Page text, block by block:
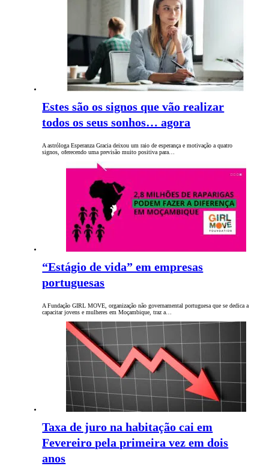
Estes são os signos que vão realizar
todos os seus sonhos… agora
A astróloga Esperanza Gracia deixou um raio de esperança e motivação a quatro
signos, oferecendo uma previsão muito positiva para…
“Estágio de vida” em empresas
portuguesas
A Fundação GIRL MOVE, organização não governamental portuguesa que se dedica a
capacitar jovens e mulheres em Moçambique, traz a…
Taxa de juro na habitação cai em
Fevereiro pela primeira vez em dois
anos